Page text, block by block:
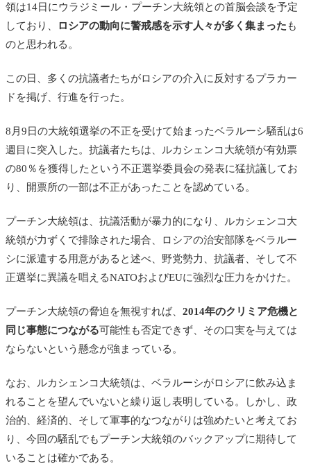
領は14日にウラジミール・プーチン大統領との首脳会談を予定
しており、
ロシアの動向に警戒感を示す人々が多く集まった も
のと思われる。
この日、多くの抗議者たちがロシアの介入に反対するプラカー
ドを掲げ、行進を行った。
8月9日の大統領選挙の不正を受けて始まったベラルーシ騒乱は6
週目に突入した。抗議者たちは、ルカシェンコ大統領が有効票
の80％を獲得したという不正選挙委員会の発表に猛抗議してお
り、開票所の一部は不正があったことを認めている。
プーチン大統領は、抗議活動が暴力的になり、ルカシェンコ大
統領が力ずくで排除された場合、ロシアの治安部隊をベラルー
シに派遣する用意があると述べ、野党勢力、抗議者、そして不
正選挙に異議を唱えるNATOおよびEUに強烈な圧力をかけた。
プーチン大統領の脅迫を無視すれば、 2014年のクリミア危機と
同じ事態につながる可能性も否定できず、その口実を与えては
ならないという懸念が強まっている。
なお、ルカシェンコ大統領は、ベラルーシがロシアに飲み込ま
れることを望んでいないと繰り返し表明している。しかし、政
治的、経済的、そして軍事的なつながりは強めたいと考えてお
り、今回の騒乱でもプーチン大統領のバックアップに期待して
いることは確かである。